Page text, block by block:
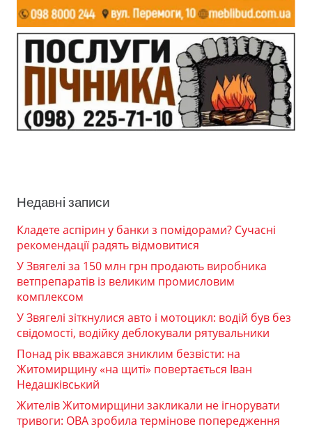
Недавні записи
Кладете аспірин у банки з помідорами? Сучасні
рекомендації радять відмовитися
У Звягелі за 150 млн грн продають виробника
ветпрепаратів із великим промисловим
комплексом
У Звягелі зіткнулися авто і мотоцикл: водій був без
свідомості, водійку деблокували рятувальники
Понад рік вважався зниклим безвісти: на
Житомирщину «на щиті» повертається Іван
Недашківський
Жителів Житомирщини закликали не ігнорувати
тривоги: ОВА зробила термінове попередження